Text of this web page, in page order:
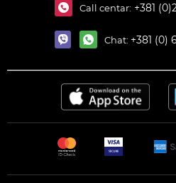
Call centar: +381
Chat: +381 (0)